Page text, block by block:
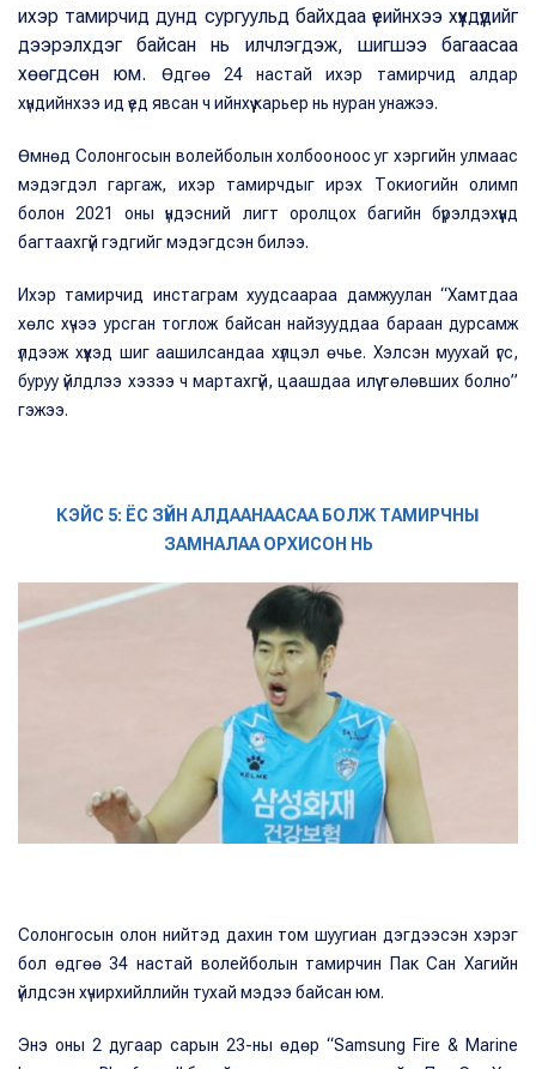
ихэр тамирчид дунд сургуульд байхдаа үеийнхээ хүүхдүүдийг
дээрэлхдэг байсан нь илчлэгдэж, шигшээ багаасаа
хөөгдсөн юм.
Өдгөө 24 настай ихэр тамирчид алдар
хүндийнхээ ид үед явсан ч ийнхүү карьер нь нуран унажээ.
Өмнөд Солонгосын волейболын холбооноос уг хэргийн улмаас
мэдэгдэл гаргаж, ихэр тамирчдыг ирэх Токиогийн олимп
болон 2021 оны үндэсний лигт оролцох багийн бүрэлдэхүүнд
багтаахгүй гэдгийг мэдэгдсэн билээ.
Ихэр тамирчид инстаграм хуудсаараа дамжуулан “Хамтдаа
хөлс хүчээ урсган тоглож байсан найзууддаа бараан дурсамж
үлдээж хүүхэд шиг аашилсандаа хүлцэл өчье. Хэлсэн муухай үгс,
буруу үйлдлээ хэзээ ч мартахгүй, цаашдаа илүү төлөвших болно”
гэжээ.
КЭЙС 5: ЁС ЗҮЙН АЛДААНААСАА БОЛЖ ТАМИРЧНЫ
ЗАМНАЛАА ОРХИСОН НЬ
Солонгосын олон нийтэд дахин том шуугиан дэгдээсэн хэрэг
бол өдгөө 34 настай волейболын тамирчин Пак Сан Хагийн
үйлдсэн хүчирхийллийн тухай мэдээ байсан юм.
Энэ оны 2 дугаар сарын 23-ны өдөр “Samsung Fire & Marine